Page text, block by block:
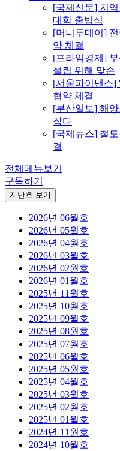
[국제신문] 지
대학 출범식
[머니투데이]
약 체결
[프라임경제]
설립 위해 맞손
[서울파이낸스]
협약 체결
[부산일보] 해
잡다
[국제뉴스] 철도
결
전체메뉴보기
구독하기
지난호 보기
2026년 06월호
2026년 05월호
2026년 04월호
2026년 03월호
2026년 02월호
2026년 01월호
2025년 11월호
2025년 10월호
2025년 09월호
2025년 08월호
2025년 07월호
2025년 06월호
2025년 05월호
2025년 04월호
2025년 03월호
2025년 02월호
2025년 01월호
2024년 11월호
2024년 10월호